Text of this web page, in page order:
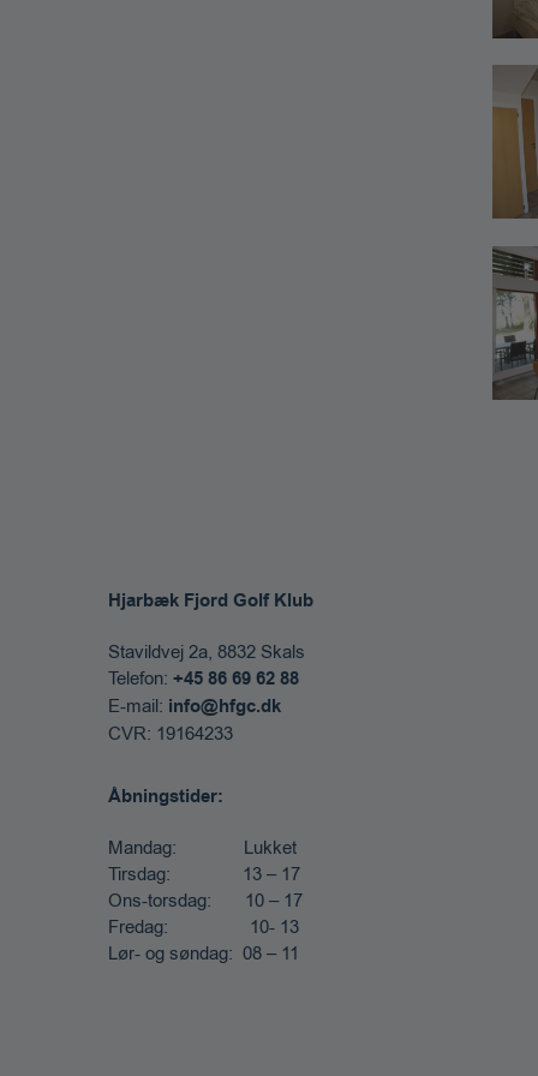
Hjarbæk Fjord Golf Klub
Stavildvej 2a, 8832 Skals​
Telefon: +45 86 69 62 88​
E-mail: info@hfgc.dk
CVR: 19164233
Åbningstider:
Mandag: Lukket
Tirsdag: 13 – 17
Ons-torsdag: 10 – 17
Fredag: 10- 13
Lør- og søndag: 08 – 11